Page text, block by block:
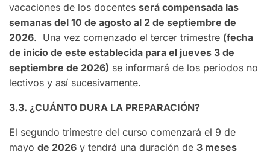
vacaciones de los docentes será compensada las
semanas del 10 de agosto al 2 de septiembre de
2026. Una vez comenzado el tercer trimestre (fecha
de inicio de este establecida para el jueves 3 de
septiembre de 2026) se informará de los periodos no
lectivos y así sucesivamente.
3.3. ¿CUÁNTO DURA LA PREPARACIÓN?
El segundo trimestre del curso comenzará el 9 de
mayo de 2026 y tendrá una duración de 3 meses